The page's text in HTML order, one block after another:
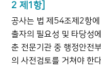
2 제1항]
공사는 법 제54조제2항
출자의 필요성 및 타당성
춘 전문기관 중 행정안전
의 사전검토를 거쳐야 한